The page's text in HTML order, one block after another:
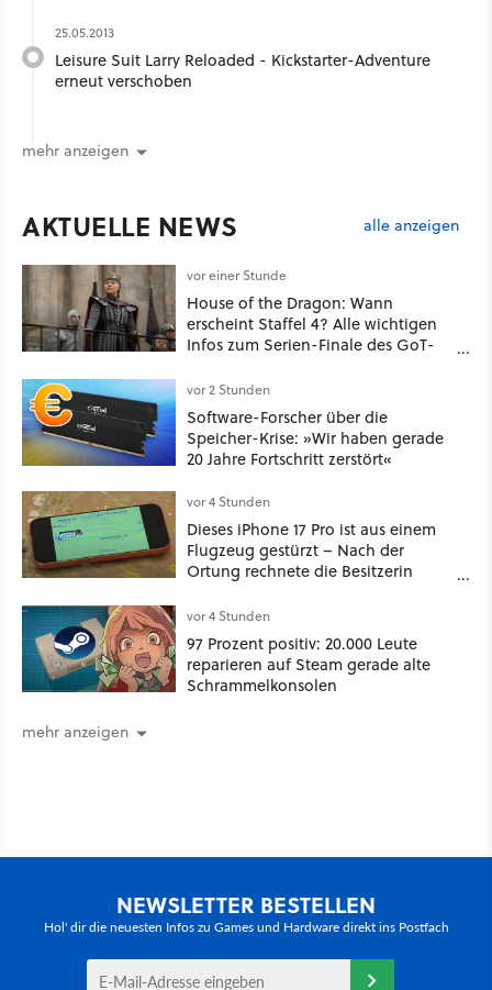
25.05.2013
Leisure Suit Larry Reloaded - Kickstarter-Adventure
erneut verschoben
mehr anzeigen
AKTUELLE NEWS alle anzeigen
vor einer Stunde
House of the Dragon: Wann
erscheint Staffel 4? Alle wichtigen
Infos zum Serien-Finale des GoT-
vor 2 Stunden
Software-Forscher über die
Speicher-Krise: »Wir haben gerade
20 Jahre Fortschritt zerstört«
vor 4 Stunden
Dieses iPhone 17 Pro ist aus einem
Flugzeug gestürzt – Nach der
Ortung rechnete die Besitzerin
vorzufinden
vor 4 Stunden
97 Prozent positiv: 20.000 Leute
reparieren auf Steam gerade alte
Schrammelkonsolen
mehr anzeigen
NEWSLETTER BESTELLEN
Hol' dir die neuesten Infos zu Games und Hardware direkt ins Postfach